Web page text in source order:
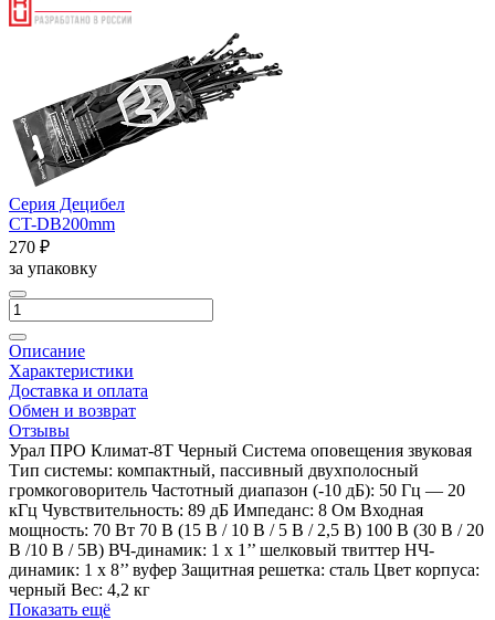
Серия Децибел
CT-DB200mm
270 ₽
за упаковку
Описание
Характеристики
Доставка и оплата
Обмен и возврат
Отзывы
Урал ПРО Климат-8T Черный Система оповещения звуковая
Тип системы: компактный, пассивный двухполосный
громкоговоритель Частотный диапазон (-10 дБ): 50 Гц — 20
кГц Чувствительность: 89 дБ Импеданс: 8 Ом Входная
мощность: 70 Вт 70 В (15 В / 10 В / 5 В / 2,5 В) 100 В (30 В / 20
В /10 В / 5В) ВЧ-динамик: 1 x 1’’ шелковый твиттер НЧ-
динамик: 1 x 8’’ вуфер Защитная решетка: сталь Цвет корпуса:
черный Вес: 4,2 кг
Показать ещё